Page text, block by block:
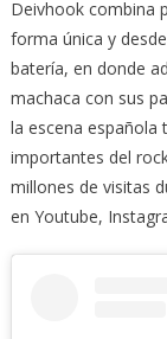
Deivhook combina
forma única y
batería, en donde
machaca con sus
la escena
importantes del
millones de visitas
en Youtube,